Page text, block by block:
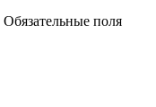
Обязательные поля